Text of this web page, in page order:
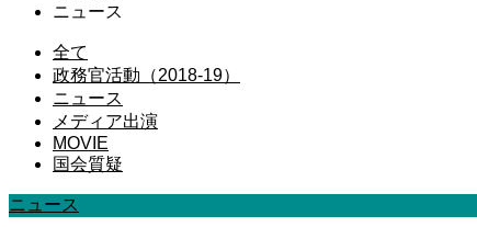
ニュース
全て
政務官活動（2018-19）
ニュース
メディア出演
MOVIE
国会質疑
ニュース